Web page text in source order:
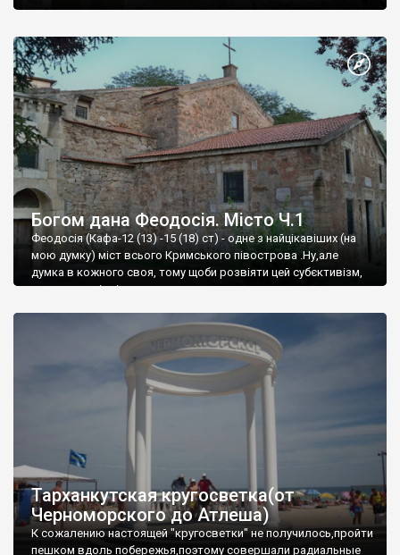
Богом дана Феодосія. Місто Ч.1
Феодосія (Кафа-12 (13) -15 (18) ст) - одне з найцікавіших (на
мою думку) міст всього Кримського півострова .Ну,але
думка в кожного своя, тому щоби розвіяти цей субєктивізм,
запрошую відвідати це
Тарханкутская кругосветка(от
Черноморского до Атлеша)
К сожалению настоящей "кругосветки" не получилось,пройти
пешком вдоль побережья,поэтому совершали радиальные